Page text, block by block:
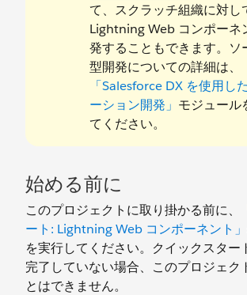
て、スクラッチ組織に対し
Lightning Web コンポーネ
発することもできます。ソ
型開発についての詳細は、
「Salesforce DX を使用し
ーション開発」 モジュール
てください。
始める前に
このプロジェクトに取り掛かる前に、
ート: Lightning Web コンポーネント」
を実行してください。クイックスター
完了していない場合、このプロジェク
とはできません。